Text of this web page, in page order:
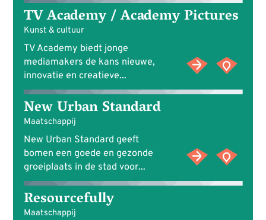
TV Academy / Academy Pictures
Kunst & cultuur
TV Academy biedt jonge
mediamakers de kans nieuwe,
innovatie en creatieve...
New Urban Standard
Maatschappij
New Urban Standard geeft
bomen een goede en gezonde
groeiplaats in de stad voor...
Resourcefully
Maatschappij